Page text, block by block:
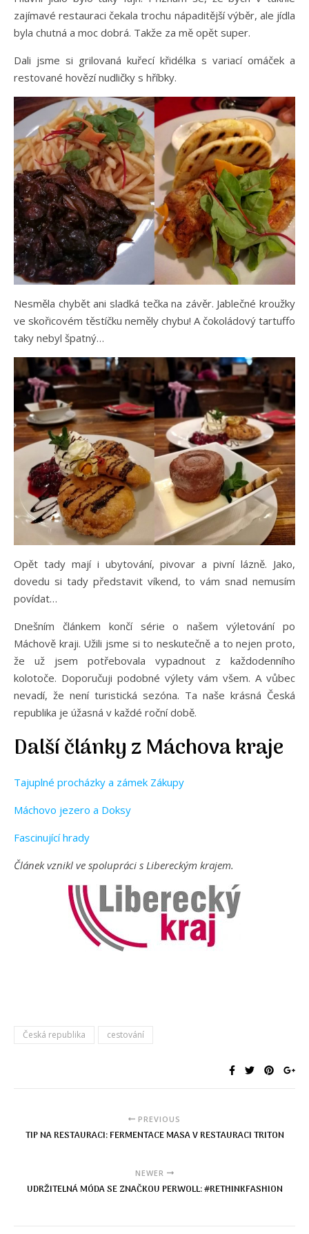
zajímavé restauraci čekala trochu nápaditější výběr, ale jídla
byla chutná a moc dobrá. Takže za mě opět super.
Dali jsme si grilovaná kuřecí křidélka s variací omáček a
restované hovězí nudličky s hříbky.
Nesměla chybět ani sladká tečka na závěr. Jablečné kroužky
ve skořicovém těstíčku neměly chybu! A čokoládový tartuffo
taky nebyl špatný…
Opět tady mají i ubytování, pivovar a pivní lázně. Jako,
dovedu si tady představit víkend, to vám snad nemusím
povídat…
Dnešním článkem končí série o našem výletování po
Máchově kraji. Užili jsme si to neskutečně a to nejen proto,
že už jsem potřebovala vypadnout z každodenního
kolotoče. Doporučuji podobné výlety vám všem. A vůbec
nevadí, že není turistická sezóna. Ta naše krásná Česká
republika je úžasná v každé roční době.
Další články z Máchova kraje
Tajuplné procházky a zámek Zákupy
Máchovo jezero a Doksy
Fascinující hrady
Článek vznikl ve spolupráci s Libereckým krajem.
Česká republika cestování
PREVIOUS
TIP NA RESTAURACI: FERMENTACE MASA V RESTAURACI TRITON
NEWER
UDRŽITELNÁ MÓDA SE ZNAČKOU PERWOLL: #RETHINKFASHION